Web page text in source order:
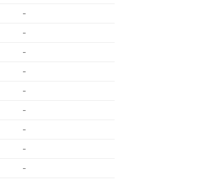
-
-
-
-
-
-
-
-
-